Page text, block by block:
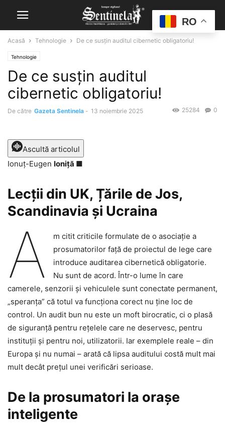
Acasă Tehnologie De ce susțin auditul cibernetic obligatoriu!
Tehnologie
De ce susțin auditul
cibernetic obligatoriu!
De către Gazeta Sentinela - 13 noiembrie 2025 0
25284
Ascultă articolul
Ionuț-Eugen Ioniță ■
Lecții din UK, Țările de Jos,
Scandinavia și Ucraina
A
m citit criticile formulate de o asociație a
prosumatorilor față de proiectul de lege care
introduce auditarea cibernetică obligatorie.
Nu sunt de acord. Într-o lume în care
camerele, senzorii și vehiculele sunt conectate permanent,
„speranța” că totul va funcționa corect nu ține loc de
control. Un audit bun nu este un moft birocratic, ci o plasă
de siguranță pentru rețelele care ne deservesc, pentru
instituții și pentru noi, utilizatorii. Iar exemplele reale – din
Europa și nu numai – arată că lipsa auditului costă mult mai
mult decât prețul unei verificări serioase.
De la prosumatori la orașe
inteligente
RO